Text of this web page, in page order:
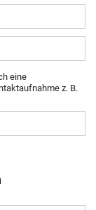
eine
z. B.